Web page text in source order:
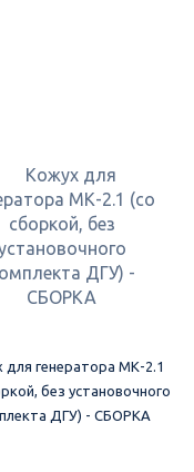
для генератора МК-2.1
без установочного
ДГУ) - СБОРКА